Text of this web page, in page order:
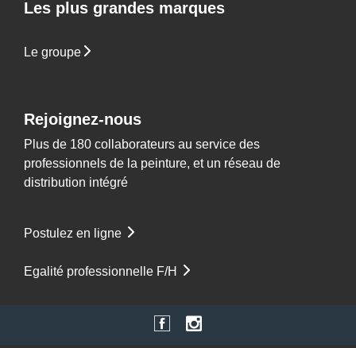
Les plus grandes marques
Le groupe
Rejoignez-nous
Plus de 180 collaborateurs au service des
professionnels de la peinture, et un réseau de
distribution intégré
Postulez en ligne
Egalité professionnelle F/H